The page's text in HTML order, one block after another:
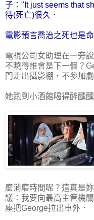
子："It just seems that
待(死亡)很久．
電影預言喬治之死也是命
電視公司女助理在一旁
不曉得誰會是下一個？
門走出攝影棚，不參加劇
她跑到小酒館喝得醉醺
麼消磨時間呢？這真是
議：我要向最高主管機
座把George拉出車外．